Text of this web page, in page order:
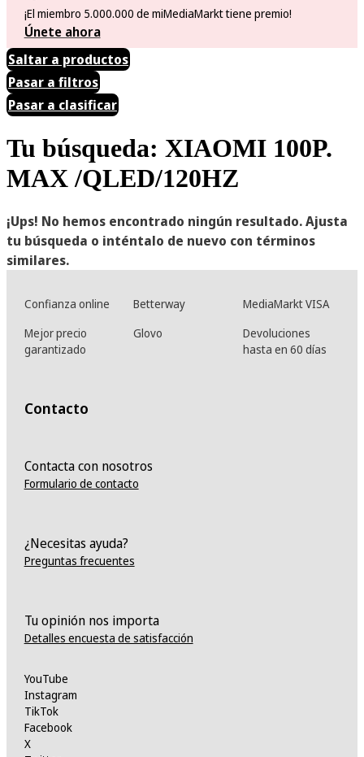
¡El miembro 5.000.000 de miMediaMarkt tiene premio!
Únete ahora
Saltar a productos
Pasar a filtros
Pasar a clasificar
Tu búsqueda: XIAOMI 100P.
MAX /QLED/120HZ
¡Ups! No hemos encontrado ningún resultado. Ajusta
tu búsqueda o inténtalo de nuevo con términos
similares.
Confianza online Betterway
MediaMarkt VISA
Mejor precio
garantizado
Glovo
Devoluciones
hasta en 60 días
Contacto
Contacta con nosotros
Formulario de contacto
¿Necesitas ayuda?
Preguntas frecuentes
Tu opinión nos importa
Detalles encuesta de satisfacción
YouTube
Instagram
TikTok
Facebook
X